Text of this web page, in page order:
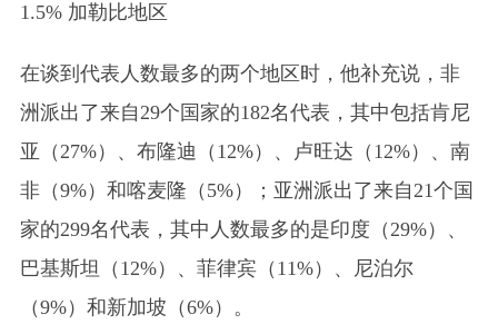
1.5% 加勒比地区
在谈到代表人数最多的两个地区时，他补充说，非
洲派出了来自29个国家的182名代表，其中包括肯尼
亚（27%）、布隆迪（12%）、卢旺达（12%）、南
非（9%）和喀麦隆（5%）；亚洲派出了来自21个国
家的299名代表，其中人数最多的是印度（29%）、
巴基斯坦（12%）、菲律宾（11%）、尼泊尔
（9%）和新加坡（6%）。